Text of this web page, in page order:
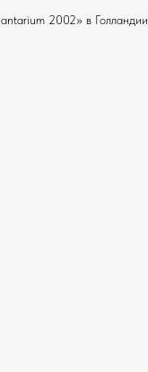
2002» в Голландии.